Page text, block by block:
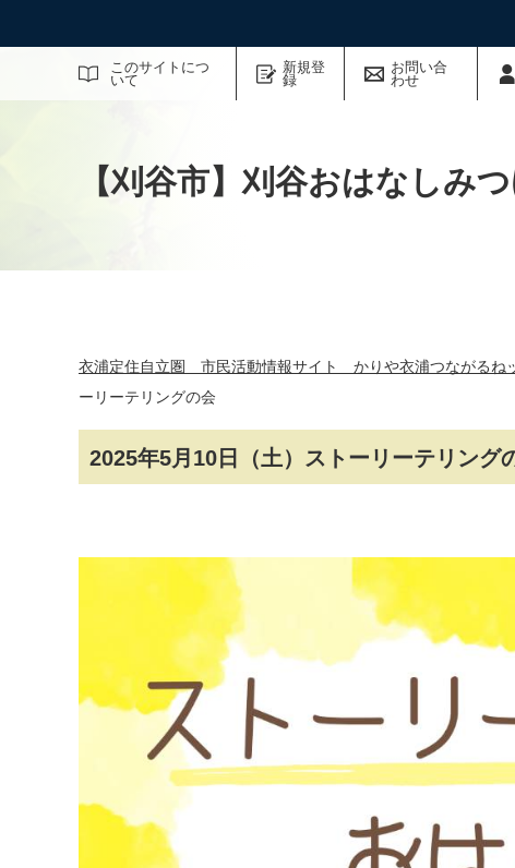
このサイトにつ
いて
新規登
録
お問い合
わせ
サイト内検索
【刈谷市】刈谷おはなしみ
衣浦定住自立圏 市民活動情報サイト かりや衣浦つながるね
ーリーテリングの会
2025年5月10日（土）ストーリーテリング
マイメディア検索